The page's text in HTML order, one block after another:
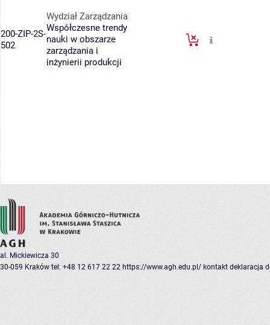
200-ZIP-2S-
502
Wydział Zarządzania
Współczesne trendy
nauki w obszarze
zarządzania i
inżynierii produkcji
al. Mickiewicza 30
30-059 Kraków tel: +48 12 617 22 22 https://www.agh.edu.pl/ kontakt deklaracja